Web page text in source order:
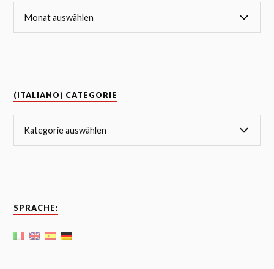
(ITALIANO) CATEGORIE
SPRACHE: